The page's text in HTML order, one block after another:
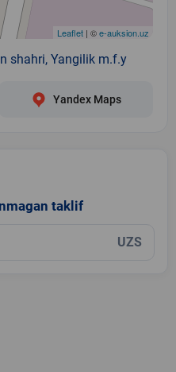
Leaflet | ©e-auksion.uz
shahri, Yangilik m.f.y
Yandex Maps
taklif
UZS